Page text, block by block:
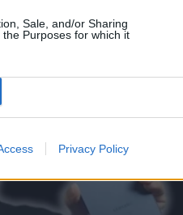
Sale, and/or Sharing
Purposes for which it
Privacy Policy